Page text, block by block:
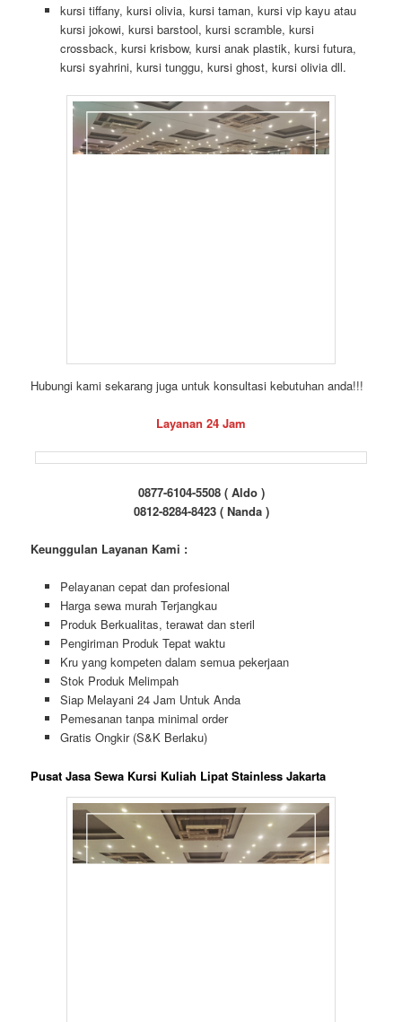
kursi tiffany, kursi olivia, kursi taman, kursi vip kayu atau
kursi jokowi, kursi barstool, kursi scramble, kursi
crossback, kursi krisbow, kursi anak plastik, kursi futura,
kursi syahrini, kursi tunggu, kursi ghost, kursi olivia dll.
Hubungi kami sekarang juga untuk konsultasi kebutuhan anda!!!
Layanan 24 Jam
0877-6104-5508 ( Aldo )
0812-8284-8423 ( Nanda )
Keunggulan Layanan Kami :
Pelayanan cepat dan profesional
Harga sewa murah Terjangkau
Produk Berkualitas, terawat dan steril
Pengiriman Produk Tepat waktu
Kru yang kompeten dalam semua pekerjaan
Stok Produk Melimpah
Siap Melayani 24 Jam Untuk Anda
Pemesanan tanpa minimal order
Gratis Ongkir (S&K Berlaku)
Pusat Jasa Sewa Kursi Kuliah Lipat Stainless Jakarta